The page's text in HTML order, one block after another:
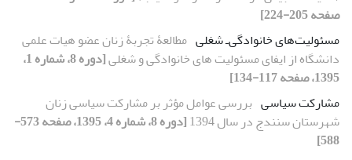
صفحه 205-224]
مسئولیت‌های خانوادگی‌ـ شغلی مطالعۀ تجربۀ زنان عضو هیات علمی
دانشگاه از ایفای مسئولیت های خانوادگی و شغلی
[دوره 8، شماره 1،
1395، صفحه 117-134]
مشارکت سیاسی بررسی عوامل مؤثر بر مشارکت سیاسی زنان
شهرستان سنندج در سال 1394
[دوره 8، شماره 4، 1395، صفحه 573-
588]